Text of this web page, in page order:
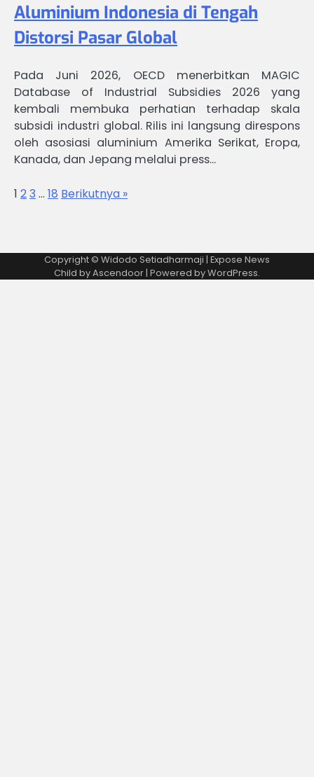
Aluminium Indonesia di Tengah
Distorsi Pasar Global
Pada Juni 2026, OECD menerbitkan MAGIC
Database of Industrial Subsidies 2026 yang
kembali membuka perhatian terhadap skala
subsidi industri global. Rilis ini langsung direspons
oleh asosiasi aluminium Amerika Serikat, Eropa,
Kanada, dan Jepang melalui press…
1 23 … 18 Berikutnya »
Copyright © Widodo Setiadharmaji | Expose News
Child byAscendoor | Powered byWordPress.